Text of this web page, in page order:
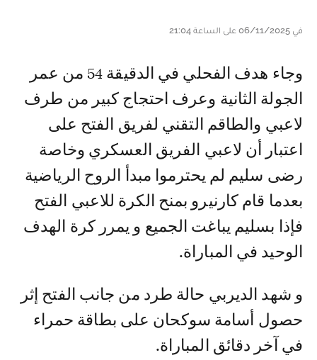
في 06/11/2025 على الساعة 21:04
وجاء هدف الفحلي في الدقيقة 54 من عمر
الجولة الثانية وعرف احتجاج كبير من طرف
لاعبي والطاقم التقني لفريق الفتح على
اعتبار أن لاعبي الفريق العسكري وخاصة
رضى سليم لم يحترموا مبدأ الروح الرياضية
بعدما قام كارنيرو بمنح الكرة للاعبي الفتح
فإذا بسليم يباغت الجميع و يمرر كرة الهدف
الوحيد في المباراة.
و شهد الديربي حالة طرد من جانب الفتح إثر
حصول أسامة سوكحان على بطاقة حمراء
في آخر دقائق المباراة.